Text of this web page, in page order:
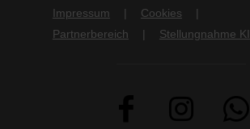
Impressum
Cookies
Partnerbereich
Stellungnahme KI